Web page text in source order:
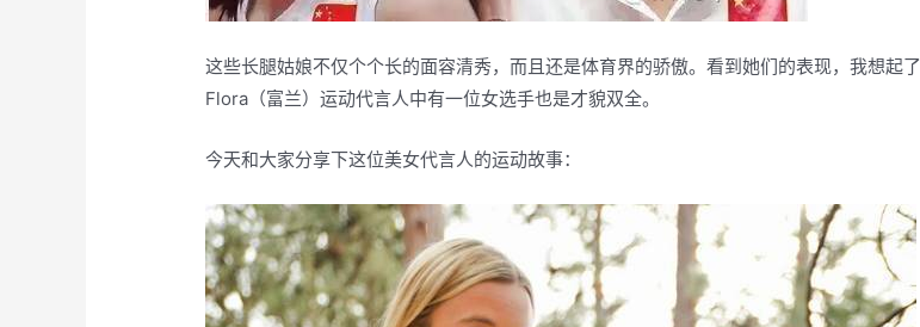
这些长腿姑娘不仅个个长的面容清秀，而且还是体育界的骄傲。看到她们的表现，我想起了
Flora（富兰）运动代言人中有一位女选手也是才貌双全。
今天和大家分享下这位美女代言人的运动故事：